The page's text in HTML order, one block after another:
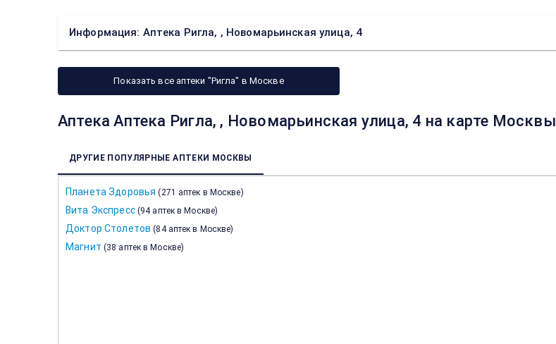
Информация: Аптека Ригла, , Новомарьинская улица, 4
Показать все аптеки "Ригла" в Москве
Аптека Аптека Ригла, , Новомарьинская улица, 4 на карте Москвы
ДРУГИЕ ПОПУЛЯРНЫЕ АПТЕКИ МОСКВЫ
Планета Здоровья (271 аптек в Москве)
Вита Экспресс (94 аптек в Москве)
Доктор Столетов (84 аптек в Москве)
Магнит (38 аптек в Москве)